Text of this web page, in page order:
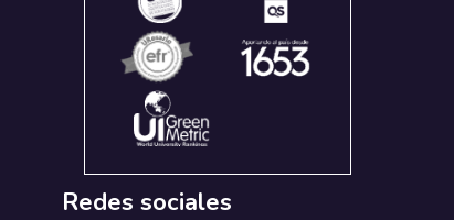
Redes sociales